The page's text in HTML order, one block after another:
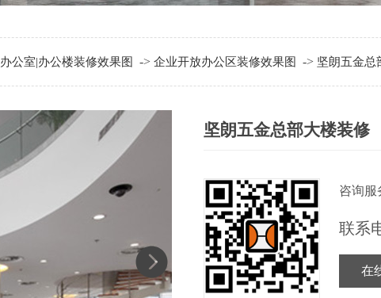
办公室|办公楼装修效果图 -> 企业开放办公区装修效果图 -> 坚朗五金总
坚朗五金总部大楼装修
咨询服
联系
在